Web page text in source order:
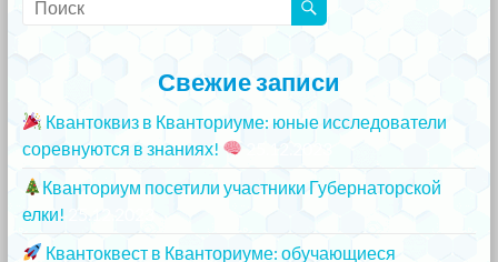
Свежие записи
Квантоквиз в Кванториуме: юные исследователи
соревнуются в знаниях!
Кванториум посетили участники Губернаторской
елки!
Квантоквест в Кванториуме: обучающиеся